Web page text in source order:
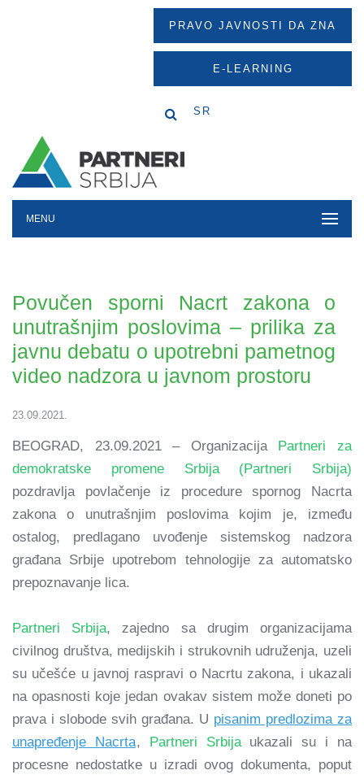
PRAVO JAVNOSTI DA ZNA
E-LEARNING
SR
MENU
Povučen sporni Nacrt zakona o
unutrašnjim poslovima – prilika za
javnu debatu o upotrebni pametnog
video nadzora u javnom prostoru
23.09.2021.
BEOGRAD, 23.09.2021 – Organizacija Partneri za
demokratske promene Srbija (Partneri Srbija)
pozdravlja povlačenje iz procedure spornog Nacrta
zakona o unutrašnjim poslovima kojim je, između
ostalog, predlagano uvođenje sistemskog nadzora
građana Srbije upotrebom tehnologije za automatsko
prepoznavanje lica.
Partneri Srbija, zajedno sa drugim organizacijama
civilnog društva, medijskih i strukovnih udruženja, uzeli
su učešće u javnoj raspravi o Nacrtu zakona, i ukazali
na opasnosti koje jedan ovakav sistem može doneti po
prava i slobode svih građana. U pisanim predlozima za
unapređenje Nacrta, Partneri Srbijaukazali su i na
procesne nedostatke u izradi ovog dokumenta, poput